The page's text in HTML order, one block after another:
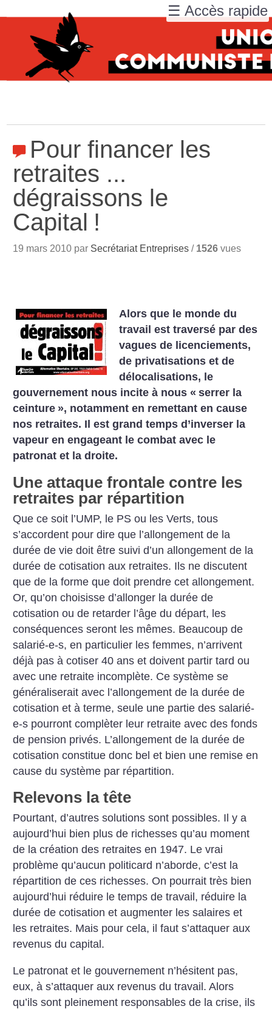
Pour financer les
retraites ...
dégraissons le
Capital !
19 mars 2010 par Secrétariat Entreprises / 1526 vues
Alors que le monde du
travail est traversé par des
vagues de licenciements,
de privatisations et de
délocalisations, le
gouvernement nous incite à nous « serrer la
ceinture », notamment en remettant en cause
nos retraites. Il est grand temps d’inverser la
vapeur en engageant le combat avec le
patronat et la droite.
Une attaque frontale contre les
retraites par répartition
Que ce soit l’UMP, le PS ou les Verts, tous
s’accordent pour dire que l’allongement de la
durée de vie doit être suivi d’un allongement de la
durée de cotisation aux retraites. Ils ne discutent
que de la forme que doit prendre cet allongement.
Or, qu’on choisisse d’allonger la durée de
cotisation ou de retarder l’âge du départ, les
conséquences seront les mêmes. Beaucoup de
salarié-e-s, en particulier les femmes, n’arrivent
déjà pas à cotiser 40 ans et doivent partir tard ou
avec une retraite incomplète. Ce système se
généraliserait avec l’allongement de la durée de
cotisation et à terme, seule une partie des salarié-
e-s pourront complèter leur retraite avec des fonds
de pension privés. L’allongement de la durée de
cotisation constitue donc bel et bien une remise en
cause du système par répartition.
Relevons la tête
Pourtant, d’autres solutions sont possibles. Il y a
aujourd’hui bien plus de richesses qu’au moment
de la création des retraites en 1947. Le vrai
problème qu’aucun politicard n’aborde, c’est la
répartition de ces richesses. On pourrait très bien
aujourd’hui réduire le temps de travail, réduire la
durée de cotisation et augmenter les salaires et
les retraites. Mais pour cela, il faut s’attaquer aux
revenus du capital.
Le patronat et le gouvernement n’hésitent pas,
eux, à s’attaquer aux revenus du travail. Alors
qu’ils sont pleinement responsables de la crise, ils
☰ Accès rapide